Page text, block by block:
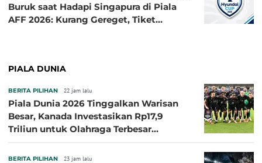
Buruk saat Hadapi Singapura di Piala
AFF 2026: Kurang Gereget, Tiket
PIALA DUNIA
BERITA PILIHAN 22 jam lalu
Piala Dunia 2026 Tinggalkan Warisan
Besar, Kanada Investasikan Rp17,9
Triliun untuk Olahraga Terbesar
BERITA PILIHAN 23 jam lalu